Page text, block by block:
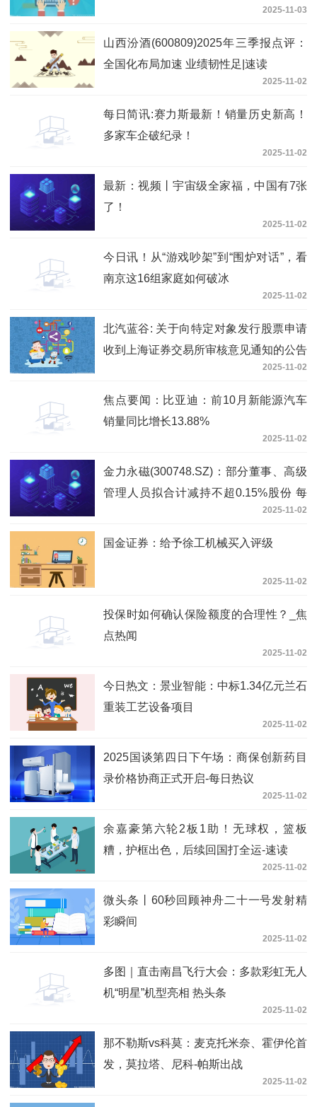
2025-11-03
山西汾酒(600809)2025年三季报点评：
全国化布局加速 业绩韧性足|速读
2025-11-02
每日简讯:赛力斯最新！销量历史新高！
多家车企破纪录！
2025-11-02
最新：视频丨宇宙级全家福，中国有7张
了！
2025-11-02
今日讯！从“游戏吵架”到“围炉对话”，看
南京这16组家庭如何破冰
2025-11-02
北汽蓝谷: 关于向特定对象发行股票申请
收到上海证券交易所审核意见通知的公告
2025-11-02
焦点要闻：比亚迪：前10月新能源汽车
销量同比增长13.88%
2025-11-02
金力永磁(300748.SZ)：部分董事、高级
管理人员拟合计减持不超0.15%股份 每
2025-11-02
国金证券：给予徐工机械买入评级
2025-11-02
投保时如何确认保险额度的合理性？_焦
点热闻
2025-11-02
今日热文：景业智能：中标1.34亿元兰石
重装工艺设备项目
2025-11-02
2025国谈第四日下午场：商保创新药目
录价格协商正式开启-每日热议
2025-11-02
余嘉豪第六轮2板1助！无球权，篮板
糟，护框出色，后续回国打全运-速读
2025-11-02
微头条丨60秒回顾神舟二十一号发射精
彩瞬间
2025-11-02
多图｜直击南昌飞行大会：多款彩虹无人
机“明星”机型亮相 热头条
2025-11-02
那不勒斯vs科莫：麦克托米奈、霍伊伦首
发，莫拉塔、尼科-帕斯出战
2025-11-02